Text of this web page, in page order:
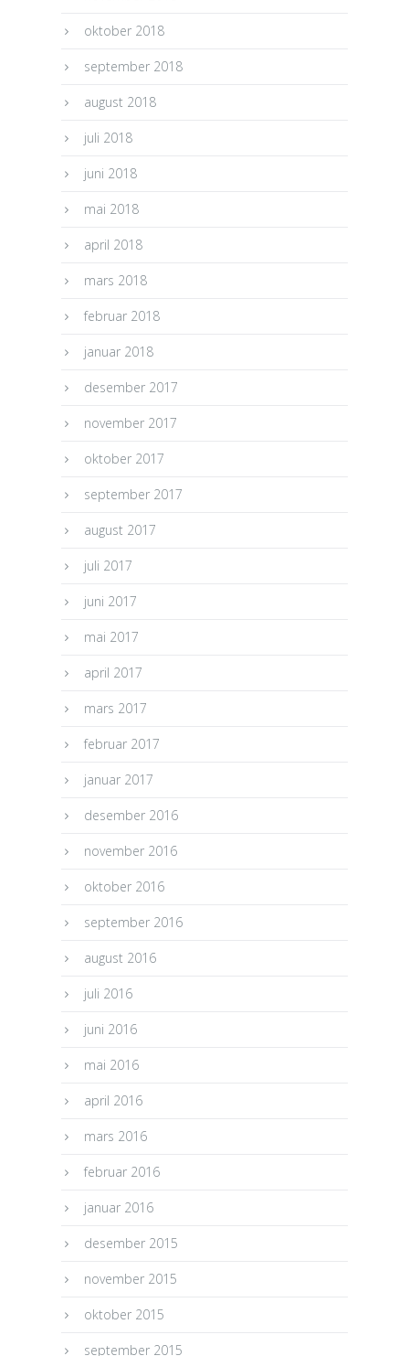
oktober 2018
september 2018
august 2018
juli 2018
juni 2018
mai 2018
april 2018
mars 2018
februar 2018
januar 2018
desember 2017
november 2017
oktober 2017
september 2017
august 2017
juli 2017
juni 2017
mai 2017
april 2017
mars 2017
februar 2017
januar 2017
desember 2016
november 2016
oktober 2016
september 2016
august 2016
juli 2016
juni 2016
mai 2016
april 2016
mars 2016
februar 2016
januar 2016
desember 2015
november 2015
oktober 2015
september 2015